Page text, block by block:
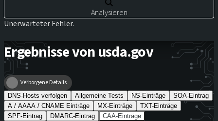
Analysieren
Unerwarteter Fehler.
Ergebnisse von usda.gov
Verborgene Details
DNS-Hosts verfolgen Allgemeine Tests NS-Einträge
SOA-Eintrag
A / AAAA / CNAME Einträge
MX-Einträge
TXT-Einträge
SPF-Eintrag
DMARC-Eintrag CAA-Einträge